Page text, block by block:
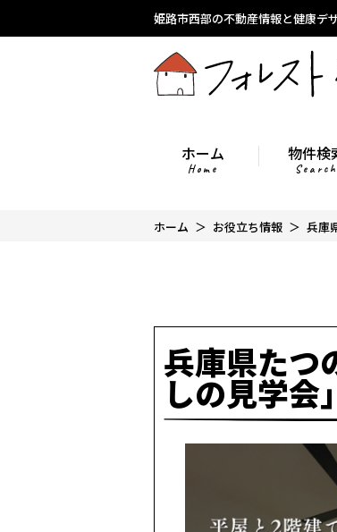
姫路市西部の不動産情報と健康デ
ホーム
Home
物件検
Search
ホーム お役立ち情報 兵庫
兵庫県たつ
しの見学